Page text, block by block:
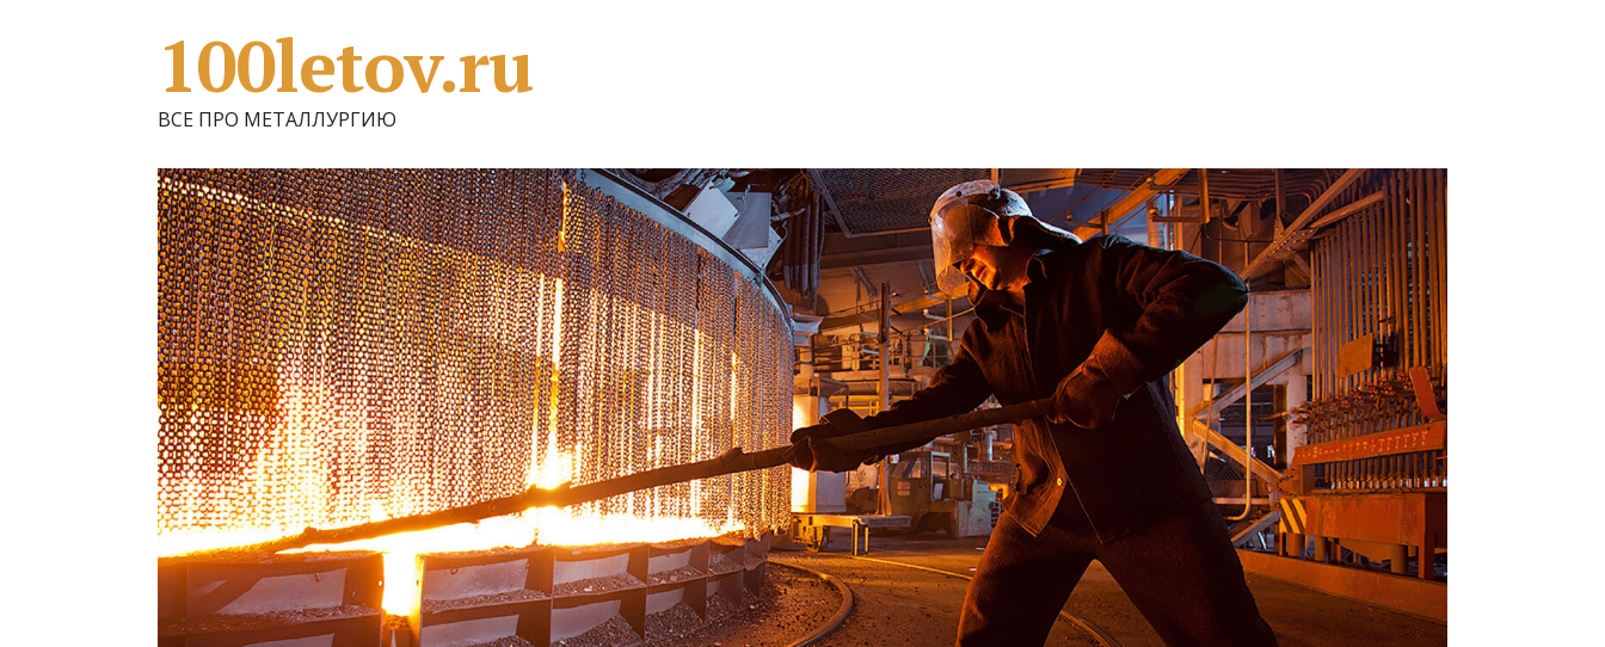
100letov.ru
ВСЕ ПРО МЕТАЛЛУРГИЮ